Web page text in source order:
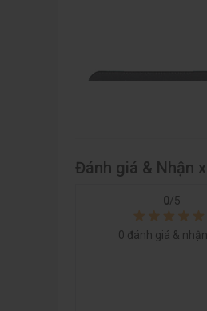
Đánh giá & Nhận
0/5
0 đánh giá &